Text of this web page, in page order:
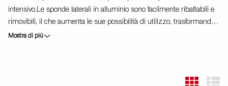
intensivo.Le sponde laterali in alluminio sono facilmente ribaltabili e
rimovibili, il che aumenta le sue possibilità di utilizzo, trasformandolo
da rimorchio cassonato a pianale. I punti di fissaggio ( max 400 kg
Mostra di più